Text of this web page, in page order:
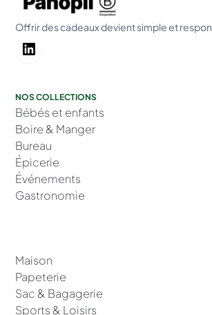
Offrir des cadeaux devient simple et
NOS COLLECTIONS
Bébés et enfants
Boire & Manger
Bureau
Épicerie
Événements
Gastronomie
Maison
Papeterie
Sac & Bagagerie
Sports & Loisirs